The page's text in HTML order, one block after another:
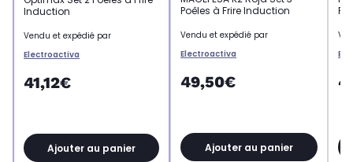
Induction
Vendu et expédié par
Electroactiva
41,12€
Ajouter au panier
Poêles à Frire Induction
Vendu et expédié par
Electroactiva
49,50€
Ajouter au panier